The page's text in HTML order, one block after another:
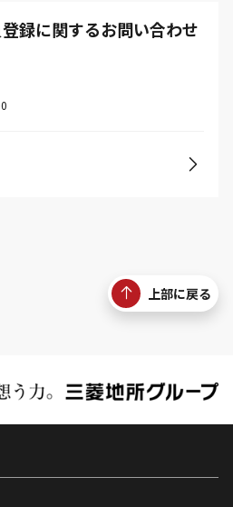
録に関するお問い合わせ
上部に戻る